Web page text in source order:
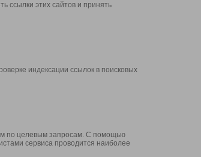
ссылки этих сайтов и принять
индексации ссылок в поисковых
по целевым запросам. С помощью
сервиса проводится наиболее